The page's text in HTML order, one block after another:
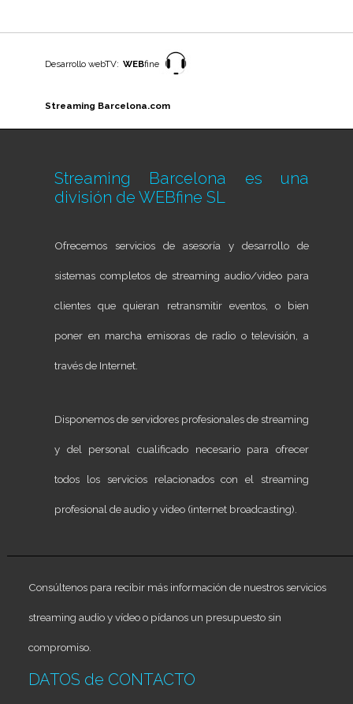
Desarrollo webTV: WEBfine
Streaming Barcelona.com
Streaming Barcelona es una
división de WEBfine SL
Ofrecemos servicios de asesoría y desarrollo de
sistemas completos de streaming audio/video para
clientes que quieran retransmitir eventos, o bien
poner en marcha emisoras de radio o televisión, a
través de Internet.
Disponemos de servidores profesionales de streaming
y del personal cualificado necesario para ofrecer
todos los servicios relacionados con el streaming
profesional de audio y video (internet broadcasting).
Consúltenos para recibir más información de nuestros servicios
streaming audio y vídeo o pídanos un presupuesto sin
compromiso.
DATOS de CONTACTO